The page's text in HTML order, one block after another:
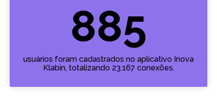
885
usuários foram cadastrados no aplicativo Inova
Klabin, totalizando 23.167 conexões.